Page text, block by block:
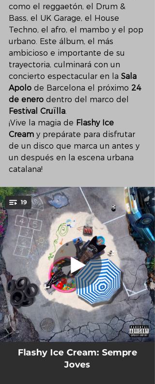
como el reggaetón, el Drum &
Bass, el UK Garage, el House
Techno, el afro, el mambo y el pop
urbano. Este álbum, el más
ambicioso e importante de su
trayectoria, culminará con un
concierto espectacular en la Sala
Apolo de Barcelona el próximo 24
de enero dentro del marco del
Festival Cruïlla.
¡Vive la magia de Flashy Ice
Cream y prepárate para disfrutar
de un disco que marca un antes y
un después en la escena urbana
catalana!